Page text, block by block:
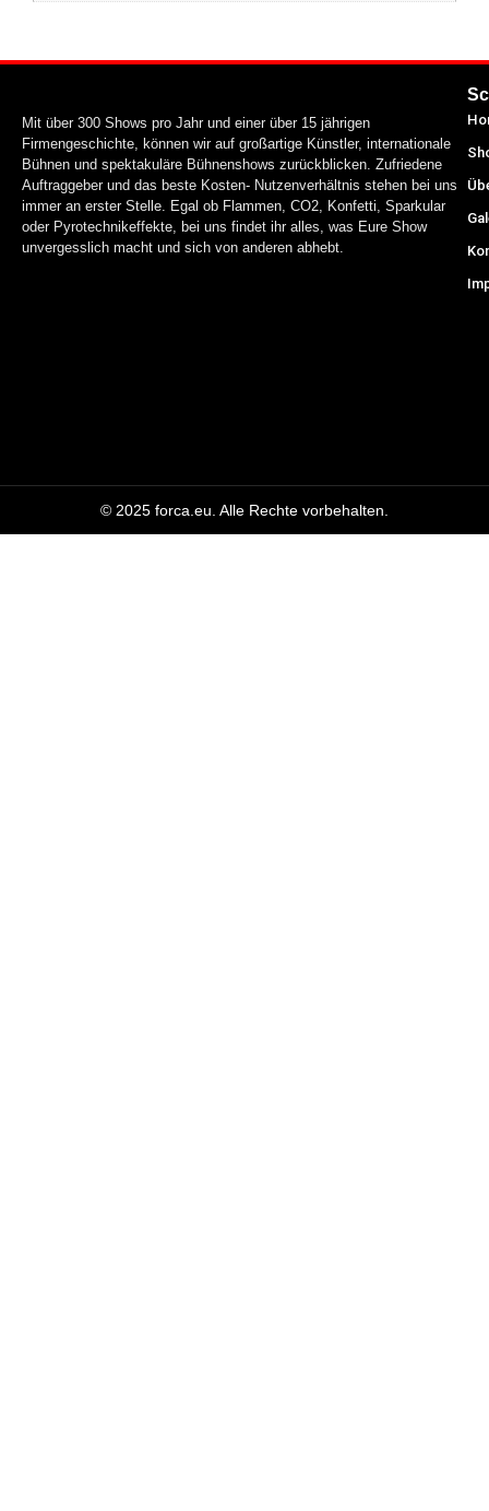
Mit über 300 Shows pro Jahr und einer über 15 jährigen
Firmengeschichte, können wir auf großartige Künstler, internationale
Bühnen und spektakuläre Bühnenshows zurückblicken. Zufriedene
Auftraggeber und das beste Kosten- Nutzenverhältnis stehen bei uns
immer an erster Stelle. Egal ob Flammen, CO2, Konfetti, Sparkular
oder Pyrotechnikeffekte, bei uns findet ihr alles, was Eure Show
unvergesslich macht und sich von anderen abhebt.
© 2025 forca.eu. Alle Rechte vorbehalten.